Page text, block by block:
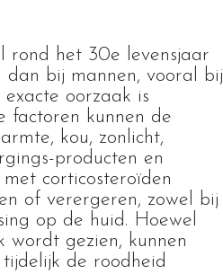
rond het 30e levensjaar
bij mannen, vooral bij
oorzaak is
factoren kunnen de
kou, zonlicht,
producten en
corticosteroïden
of verergeren, zowel bij
op de huid. Hoewel
wordt gezien, kunnen
de roodheid